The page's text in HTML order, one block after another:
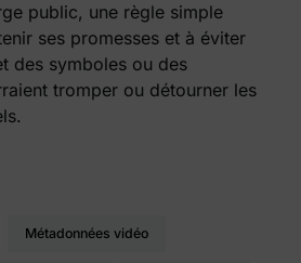
public, une règle simple
ses promesses et à éviter
des symboles ou des
tromper ou détourner les
métadonnées vidéo